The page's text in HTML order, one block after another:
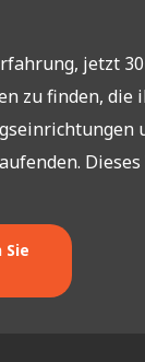
jetzt
zu finden,
Sie